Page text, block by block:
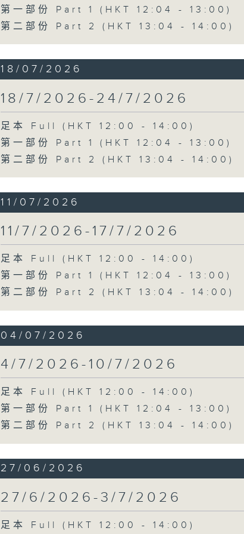
第一部份 Part 1 (HKT 12:04 - 13:00)
第二部份 Part 2 (HKT 13:04 - 14:00)
18/07/2026
18/7/2026-24/7/2026
足本 Full (HKT 12:00 - 14:00)
第一部份 Part 1 (HKT 12:04 - 13:00)
第二部份 Part 2 (HKT 13:04 - 14:00)
11/07/2026
11/7/2026-17/7/2026
足本 Full (HKT 12:00 - 14:00)
第一部份 Part 1 (HKT 12:04 - 13:00)
第二部份 Part 2 (HKT 13:04 - 14:00)
04/07/2026
4/7/2026-10/7/2026
足本 Full (HKT 12:00 - 14:00)
第一部份 Part 1 (HKT 12:04 - 13:00)
第二部份 Part 2 (HKT 13:04 - 14:00)
27/06/2026
27/6/2026-3/7/2026
足本 Full (HKT 12:00 - 14:00)